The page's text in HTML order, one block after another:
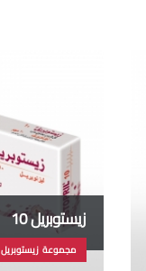
زيستوبريل 10
مجموعة زيستوبريل